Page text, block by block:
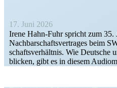
17. Juni 2026
Irene Hahn-Fuhr spricht zum 35.
Nachbar­schafts­ver­trages beim
schafts­ver­hältnis. Wie Deutsche
blicken, gibt es in diesem